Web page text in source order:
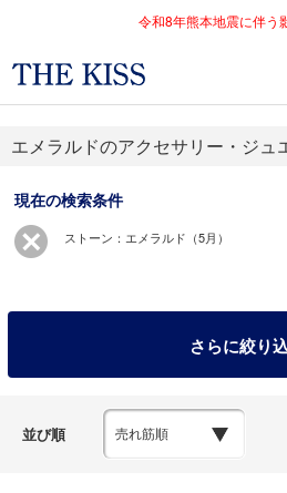
令和8年熊本地震に伴う
エメラルドのアクセサリー・ジュ
現在の検索条件
ストーン：エメラルド（5月）
さらに絞り
並び順